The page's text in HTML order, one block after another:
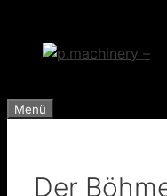
springen
Menü
Der